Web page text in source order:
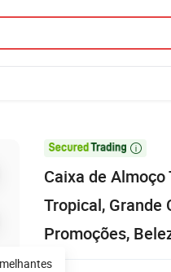

Caixa de
Tropical, Grande
Promoções,